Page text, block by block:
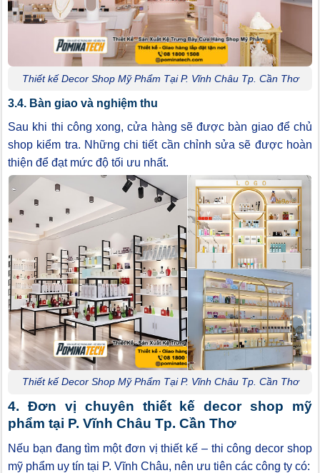
Thiết kế Decor Shop Mỹ Phẩm Tại P. Vĩnh Châu Tp. Cần Thơ
3.4. Bàn giao và nghiệm thu
Sau khi thi công xong, cửa hàng sẽ được bàn giao để chủ
shop kiểm tra. Những chi tiết cần chỉnh sửa sẽ được hoàn
thiện để đạt mức độ tối ưu nhất.
Thiết kế Decor Shop Mỹ Phẩm Tại P. Vĩnh Châu Tp. Cần Thơ
4. Đơn vị chuyên thiết kế decor shop mỹ
phẩm tại P. Vĩnh Châu Tp. Cần Thơ
Nếu bạn đang tìm một đơn vị thiết kế – thi công decor shop
mỹ phẩm uy tín tại P. Vĩnh Châu, nên ưu tiên các công ty có: